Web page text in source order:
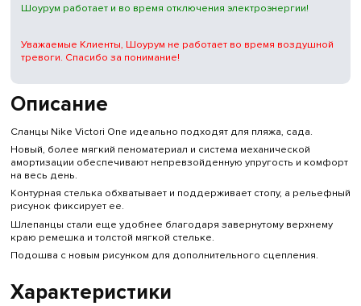
Описание
Сланцы Nike Victori One идеально подходят для пляжа, сада.
Новый, более мягкий пеноматериал и система механической
амортизации обеспечивают непревзойденную упругость и комфорт
на весь день.
Контурная стелька обхватывает и поддерживает стопу, а рельефный
рисунок фиксирует ее.
Шлепанцы стали еще удобнее благодаря завернутому верхнему
краю ремешка и толстой мягкой стельке.
Подошва с новым рисунком для дополнительного сцепления.
Характеристики
Шоурум работает и во время отключения электроэнергии!
Уважаемые Клиенты, Шоурум не работает во время воздушной
тревоги. Спасибо за понимание!